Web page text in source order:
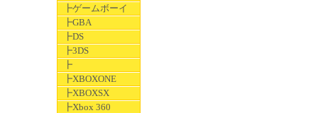
┣ゲームボーイ
┣GBA
┣DS
┣3DS
┣
┣XBOXONE
┣XBOXSX
┣Xbox 360